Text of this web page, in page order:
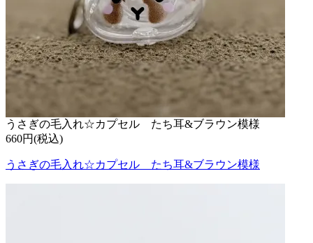
うさぎの毛入れ☆カプセル たち耳&ブラウン模様
660円(税込)
うさぎの毛入れ☆カプセル たち耳&ブラウン模様